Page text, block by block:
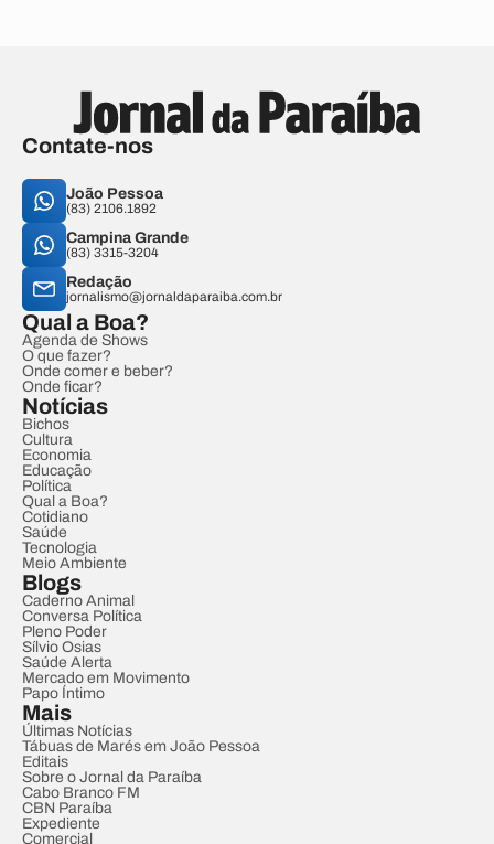
Contate-nos
João Pessoa
(83) 2106.1892
Campina Grande
(83) 3315-3204
Redação
jornalismo@jornaldaparaiba.com.br
Qual a Boa?
Agenda de Shows
O que fazer?
Onde comer e beber?
Onde ficar?
Notícias
Bichos
Cultura
Economia
Educação
Política
Qual a Boa?
Cotidiano
Saúde
Tecnologia
Meio Ambiente
Blogs
Caderno Animal
Conversa Política
Pleno Poder
Sílvio Osias
Saúde Alerta
Mercado em Movimento
Papo Íntimo
Mais
Últimas Notícias
Tábuas de Marés em João Pessoa
Editais
Sobre o Jornal da Paraíba
Cabo Branco FM
CBN Paraíba
Expediente
Comercial